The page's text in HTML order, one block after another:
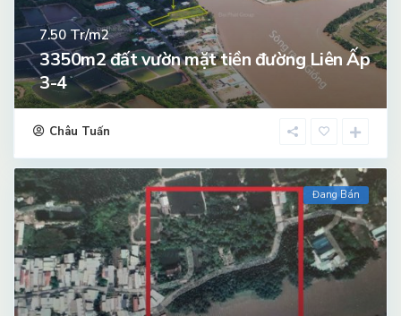
7.50Tr/m2
3350m2 đất vườn mặt tiền đường Liên Ấp
3-4
Châu Tuấn
Đang Bán